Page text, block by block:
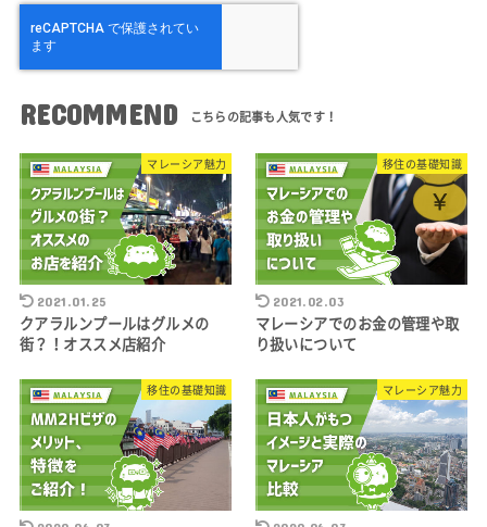
RECOMMEND
マレーシア魅力
2021.01.25
クアラルンプールはグルメの
街？！オススメ店紹介
移住の基礎知識
2021.02.03
マレーシアでのお金の管理や取
り扱いについて
移住の基礎知識 マレーシア魅力